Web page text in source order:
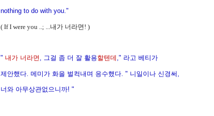
nothing to do with you."
( If I were you ..; ...내가 너라면! )
" 내가 너라면 , 그걸 좀 더 잘 활용할텐데 ," 라고 베티가
제안했다. 메미가 화을 벌컥내며 응수했다. " 니일이나 신경써,
너와 아무상관없으니까! "